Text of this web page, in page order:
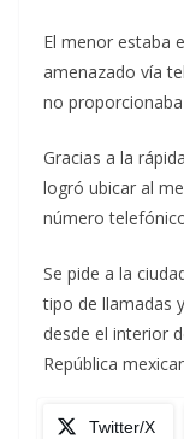
El menor estaba
amenazado vía
no
Gracias a la
logró ubicar al
número
Se pide a la
tipo de llamadas
desde el interior
República
Twitter/X